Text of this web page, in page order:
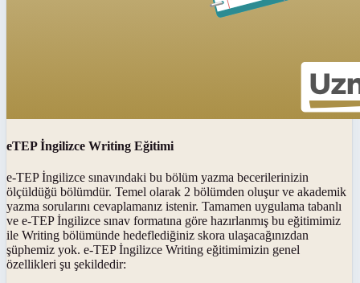
eTEP İngilizce Writing Eğitimi
e-TEP İngilizce sınavındaki bu bölüm yazma becerilerinizin
ölçüldüğü bölümdür. Temel olarak 2 bölümden oluşur ve akademik
yazma sorularını cevaplamanız istenir. Tamamen uygulama tabanlı
ve e-TEP İngilizce sınav formatına göre hazırlanmış bu eğitimimiz
ile Writing bölümünde hedeflediğiniz skora ulaşacağınızdan
şüphemiz yok. e-TEP İngilizce Writing eğitimimizin genel
özellikleri şu şekildedir: